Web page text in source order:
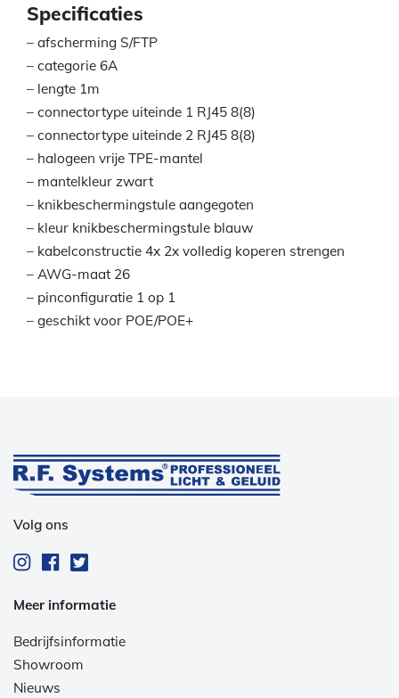
Specificaties
– afscherming S/FTP
– categorie 6A
– lengte 1m
– connectortype uiteinde 1 RJ45 8(8)
– connectortype uiteinde 2 RJ45 8(8)
– halogeen vrije TPE-mantel
– mantelkleur zwart
– knikbeschermingstule aangegoten
– kleur knikbeschermingstule blauw
– kabelconstructie 4x 2x volledig koperen strengen
– AWG-maat 26
– pinconfiguratie 1 op 1
– geschikt voor POE/POE+
Volg ons
Meer informatie
Bedrijfsinformatie
Showroom
Nieuws